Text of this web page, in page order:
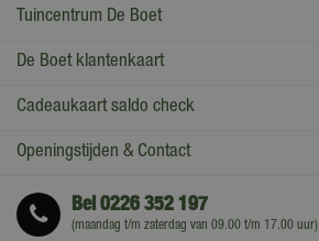
Tuincentrum De Boet
De Boet klantenkaart
Cadeaukaart saldo check
Openingstijden & Contact
Bel0226 352 197
(maandag t/m zaterdag van 09.00 t/m 17.00 uur)